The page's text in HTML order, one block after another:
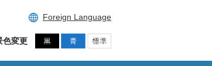
Foreign Language
色変更